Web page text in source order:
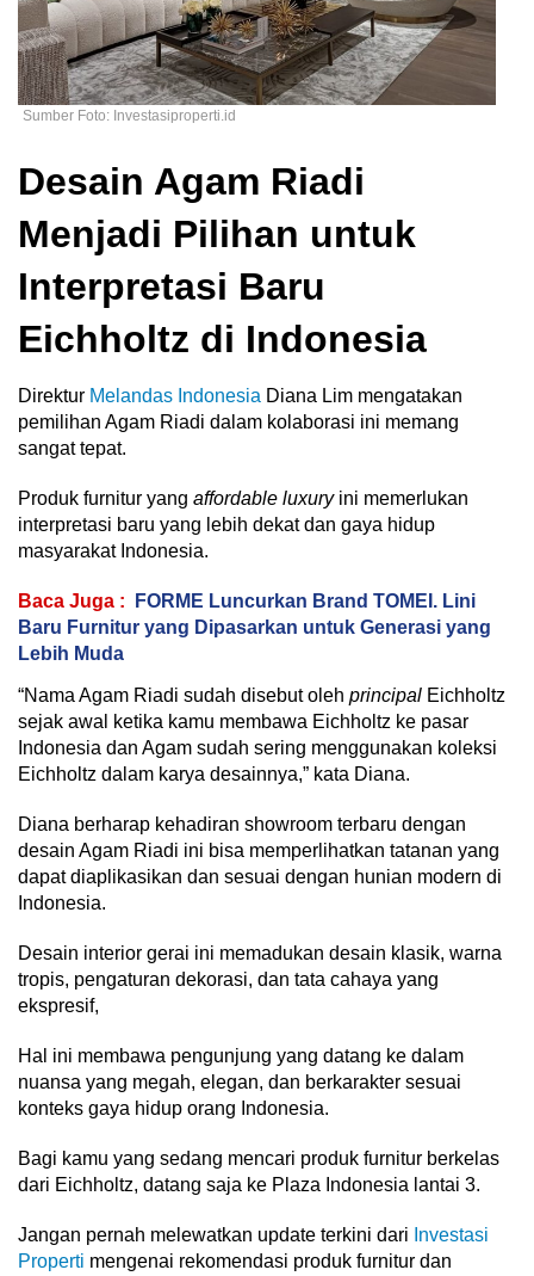
Sumber Foto: Investasiproperti.id
Desain Agam Riadi
Menjadi Pilihan untuk
Interpretasi Baru
Eichholtz di Indonesia
Direktur Melandas Indonesia Diana Lim mengatakan
pemilihan Agam Riadi dalam kolaborasi ini memang
sangat tepat.
Produk furnitur yang affordable luxuryini memerlukan
interpretasi baru yang lebih dekat dan gaya hidup
masyarakat Indonesia.
Baca Juga :
FORME Luncurkan Brand TOMEI. Lini
Baru Furnitur yang Dipasarkan untuk Generasi yang
Lebih Muda
“Nama Agam Riadi sudah disebut oleh principal Eichholtz
sejak awal ketika kamu membawa Eichholtz ke pasar
Indonesia dan Agam sudah sering menggunakan koleksi
Eichholtz dalam karya desainnya,” kata Diana.
Diana berharap kehadiran showroom terbaru dengan
desain Agam Riadi ini bisa memperlihatkan tatanan yang
dapat diaplikasikan dan sesuai dengan hunian modern di
Indonesia.
Desain interior gerai ini memadukan desain klasik, warna
tropis, pengaturan dekorasi, dan tata cahaya yang
ekspresif,
Hal ini membawa pengunjung yang datang ke dalam
nuansa yang megah, elegan, dan berkarakter sesuai
konteks gaya hidup orang Indonesia.
Bagi kamu yang sedang mencari produk furnitur berkelas
dari Eichholtz, datang saja ke Plaza Indonesia lantai 3.
Jangan pernah melewatkan update terkini dari Investasi
Properti mengenai rekomendasi produk furnitur dan